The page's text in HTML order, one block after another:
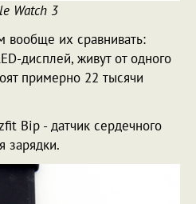
Watch 3
вообще их сравнивать:
дисплей, живут от одного
примерно 22 тысячи
Bip - датчик сердечного
зарядки.